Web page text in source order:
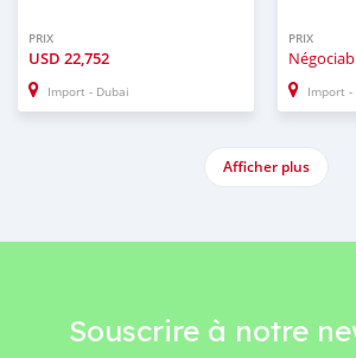
PRIX
USD 22,752
Import - Dubai
PRIX
Import -
Afficher plus
Souscrire à notre